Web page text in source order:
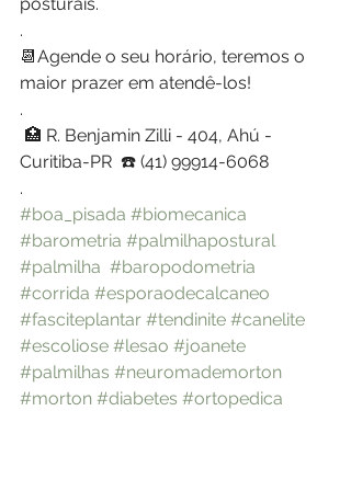
.
📆Agende o seu horário, teremos o
maior prazer em atendê-los!
.
Curitiba-PR  ☎️ (41) 99914-6068
.
#boa_pisada #biomecanica
#barometria #palmilhapostural
#palmilha #baropodometria
#corrida #esporaodecalcaneo
#fasciteplantar #tendinite #canelite
#escoliose #lesao #joanete
#palmilhas #neuromademorton
#morton #diabetes #ortopedica